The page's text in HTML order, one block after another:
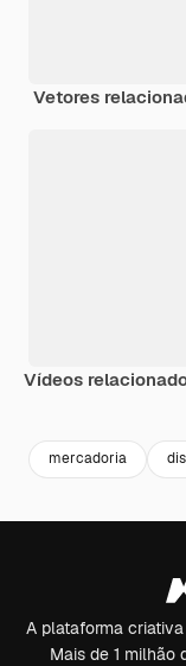
Vetores
Vídeos
mercadoria
A plataforma
Mais de 1 milhão